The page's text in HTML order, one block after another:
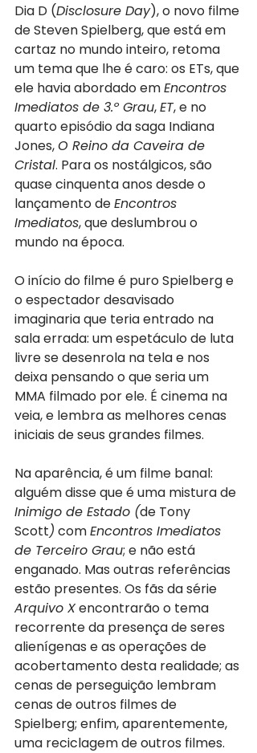
Dia D (Disclosure Day), o novo filme
de Steven Spielberg, que está em
cartaz no mundo inteiro, retoma
um tema que lhe é caro: os ETs, que
ele havia abordado em Encontros
Imediatos de 3.º Grau, ET, e no
quarto episódio da saga Indiana
Jones, O Reino da Caveira de
Cristal. Para os nostálgicos, são
quase cinquenta anos desde o
lançamento de Encontros
Imediatos, que deslumbrou o
mundo na época.
O início do filme é puro Spielberg e
o espectador desavisado
imaginaria que teria entrado na
sala errada: um espetáculo de luta
livre se desenrola na tela e nos
deixa pensando o que seria um
MMA filmado por ele. É cinema na
veia, e lembra as melhores cenas
iniciais de seus grandes filmes.
Na aparência, é um filme banal:
alguém disse que é uma mistura de
Inimigo de Estado (de Tony
Scott) com Encontros Imediatos
de Terceiro Grau; e não está
enganado. Mas outras referências
estão presentes. Os fãs da série
Arquivo X encontrarão o tema
recorrente da presença de seres
alienígenas e as operações de
acobertamento desta realidade; as
cenas de perseguição lembram
cenas de outros filmes de
Spielberg; enfim, aparentemente,
uma reciclagem de outros filmes.